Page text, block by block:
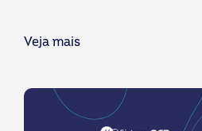
Veja mais